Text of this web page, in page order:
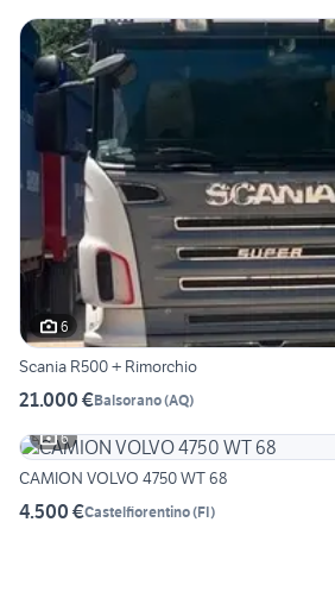
6
Scania R500 + Rimorchio
21.000 €Balsorano(AQ)
6
CAMION VOLVO 4750 WT 68
4.500 €Castelfiorentino(FI)